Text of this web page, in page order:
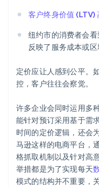
客户终身价值 (LTV)
纽约市的消费者会
反映了服务成本或区
定价应让人感到公平。
控，客户往往会察觉。
许多企业会同时运用多
能针对预订采用基于需
时间的定价逻辑，还会
马逊这样的电商平台，
格抓取机制以及针对高
举措都是为了实现每天
模式的结构并不重要，